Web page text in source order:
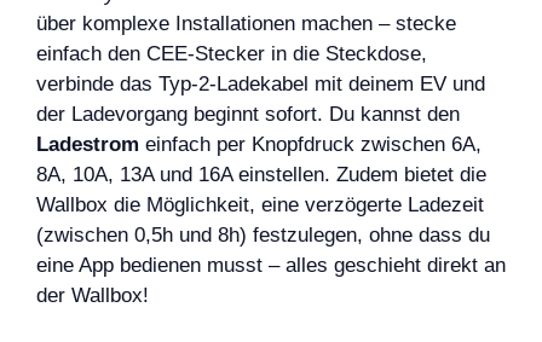
über komplexe Installationen machen – stecke
einfach den CEE-Stecker in die Steckdose,
verbinde das Typ-2-Ladekabel mit deinem EV und
der Ladevorgang beginnt sofort. Du kannst den
Ladestrom einfach per Knopfdruck zwischen 6A,
8A, 10A, 13A und 16A einstellen. Zudem bietet die
Wallbox die Möglichkeit, eine verzögerte Ladezeit
(zwischen 0,5h und 8h) festzulegen, ohne dass du
eine App bedienen musst – alles geschieht direkt an
der Wallbox!